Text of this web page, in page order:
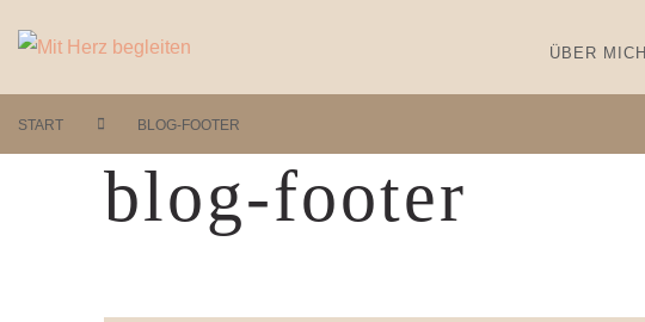
ÜBER MICH
START BLOG-FOOTER
blog-footer